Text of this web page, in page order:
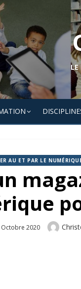
LE
AU ET PAR LE
Octobre 2020